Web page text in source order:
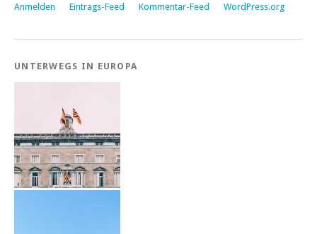
Anmelden Eintrags-Feed Kommentar-Feed WordPress.org
UNTERWEGS IN EUROPA